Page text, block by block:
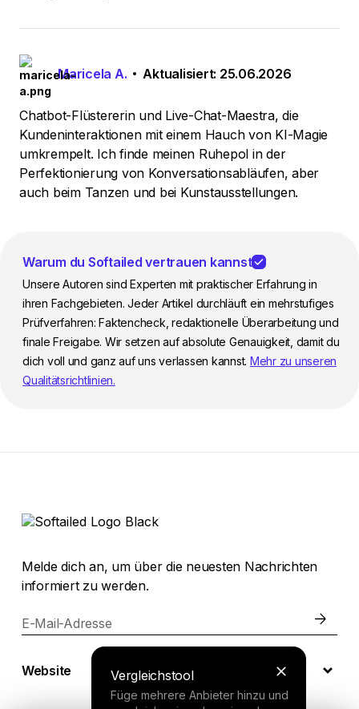
Maricela A. Aktualisiert: 25.06.2026
Chatbot-Flüstererin und Live-Chat-Maestra, die
Kundeninteraktionen mit einem Hauch von KI-Magie
umkrempelt. Ich finde meinen Ruhepol in der
Perfektionierung von Konversationsabläufen, aber
auch beim Tanzen und bei Kunstausstellungen.
Warum du Softailed vertrauen kannst
Unsere Autoren sind Experten mit praktischer Erfahrung in
ihren Fachgebieten. Jeder Artikel durchläuft ein mehrstufiges
Prüfverfahren: Faktencheck, redaktionelle Überarbeitung und
finale Freigabe. Wir setzen auf absolute Genauigkeit, damit du
dich voll und ganz auf uns verlassen kannst. Mehr zu unseren
Qualitätsrichtlinien.
Vergleichstool
Füge mehrere Anbieter hinzu und
Melde dich an, um über die neuesten Nachrichten
informiert zu werden.
E-Mail-Adresse
Website